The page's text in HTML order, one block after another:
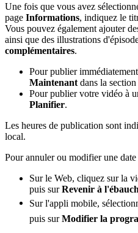
Une fois que vous avez
page Informations, indiquez le
Vous pouvez également ajouter
ainsi que des illustrations
complémentaires.
Pour publier
Maintenant dans la section
Pour publier votre vidéo à
Planifier.
Les heures de publication sont
local.
Pour annuler ou modifier une
Sur le Web, cliquez sur la
puis surRevenir à
Sur l'appli mobile,
puis surModifier la